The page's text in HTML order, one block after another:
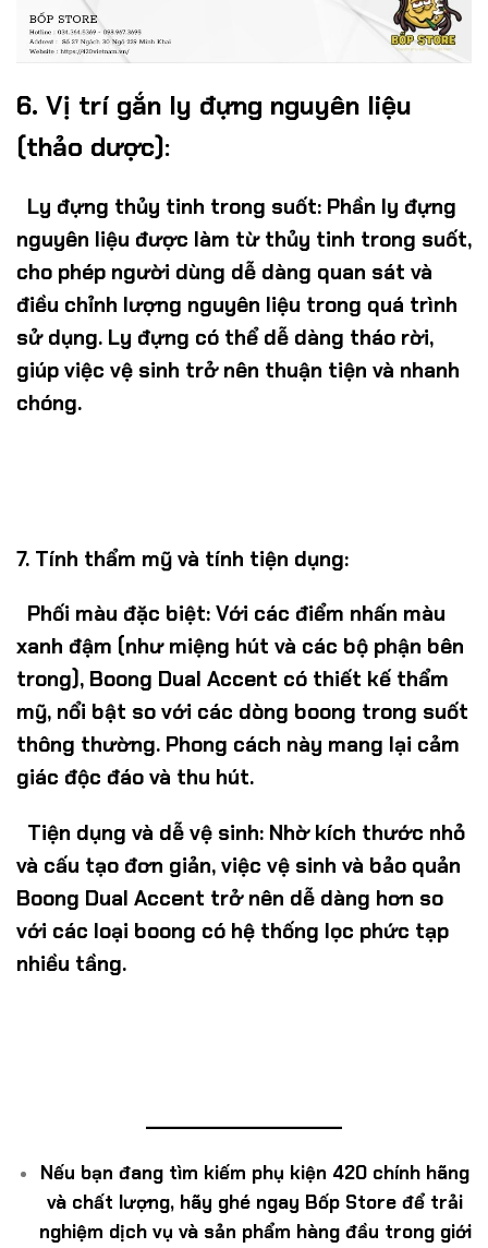
6. Vị trí gắn ly đựng nguyên liệu
(thảo dược):
Ly đựng thủy tinh trong suốt: Phần ly đựng
nguyên liệu được làm từ thủy tinh trong suốt,
cho phép người dùng dễ dàng quan sát và
điều chỉnh lượng nguyên liệu trong quá trình
sử dụng. Ly đựng có thể dễ dàng tháo rời,
giúp việc vệ sinh trở nên thuận tiện và nhanh
chóng.
7. Tính thẩm mỹ và tính tiện dụng:
Phối màu đặc biệt: Với các điểm nhấn màu
xanh đậm (như miệng hút và các bộ phận bên
trong), Boong Dual Accent có thiết kế thẩm
mỹ, nổi bật so với các dòng boong trong suốt
thông thường. Phong cách này mang lại cảm
giác độc đáo và thu hút.
Tiện dụng và dễ vệ sinh: Nhờ kích thước nhỏ
và cấu tạo đơn giản, việc vệ sinh và bảo quản
Boong Dual Accent trở nên dễ dàng hơn so
với các loại boong có hệ thống lọc phức tạp
nhiều tầng.
____________________
Nếu bạn đang tìm kiếm phụ kiện 420 chính hãng
và chất lượng, hãy ghé ngay Bốp Store để trải
nghiệm dịch vụ và sản phẩm hàng đầu trong giới